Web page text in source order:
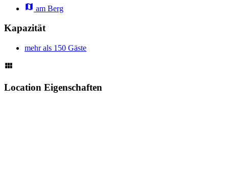
am Berg
Kapazität
mehr als 150 Gäste
Location Eigenschaften